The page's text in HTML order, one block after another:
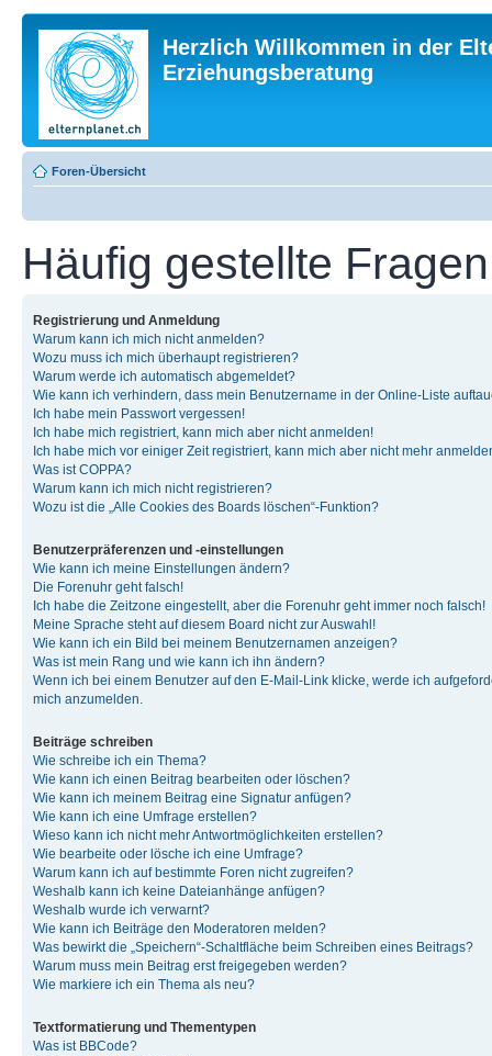
Herzlich Willkommen in der
Erziehungsberatung
Foren-Übersicht
Häufig gestellte Fragen
Registrierung und Anmeldung
Warum kann ich mich nicht anmelden?
Wozu muss ich mich überhaupt registrieren?
Warum werde ich automatisch abgemeldet?
Wie kann ich verhindern, dass mein Benutzername in der Online-Liste
Ich habe mein Passwort vergessen!
Ich habe mich registriert, kann mich aber nicht anmelden!
Ich habe mich vor einiger Zeit registriert, kann mich aber nicht mehr
Was ist COPPA?
Warum kann ich mich nicht registrieren?
Wozu ist die „Alle Cookies des Boards löschen“-Funktion?
Benutzerpräferenzen und -einstellungen
Wie kann ich meine Einstellungen ändern?
Die Forenuhr geht falsch!
Ich habe die Zeitzone eingestellt, aber die Forenuhr geht immer noch falsch!
Meine Sprache steht auf diesem Board nicht zur Auswahl!
Wie kann ich ein Bild bei meinem Benutzernamen anzeigen?
Was ist mein Rang und wie kann ich ihn ändern?
Wenn ich bei einem Benutzer auf den E-Mail-Link klicke, werde ich
mich anzumelden.
Beiträge schreiben
Wie schreibe ich ein Thema?
Wie kann ich einen Beitrag bearbeiten oder löschen?
Wie kann ich meinem Beitrag eine Signatur anfügen?
Wie kann ich eine Umfrage erstellen?
Wieso kann ich nicht mehr Antwortmöglichkeiten erstellen?
Wie bearbeite oder lösche ich eine Umfrage?
Warum kann ich auf bestimmte Foren nicht zugreifen?
Weshalb kann ich keine Dateianhänge anfügen?
Weshalb wurde ich verwarnt?
Wie kann ich Beiträge den Moderatoren melden?
Was bewirkt die „Speichern“-Schaltfläche beim Schreiben eines Beitrags?
Warum muss mein Beitrag erst freigegeben werden?
Wie markiere ich ein Thema als neu?
Textformatierung und Thementypen
Was ist BBCode?